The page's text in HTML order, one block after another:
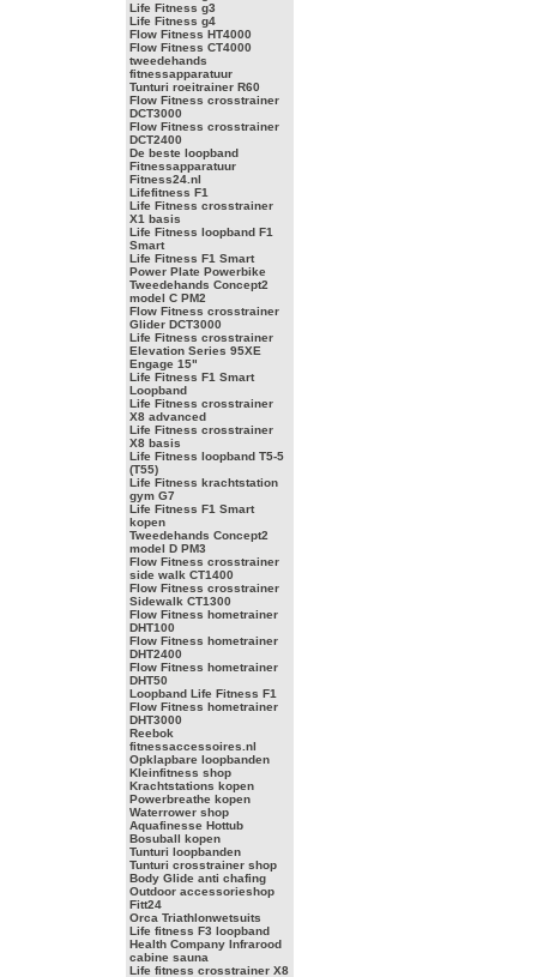
Life Fitness g3
Life Fitness g4
Flow Fitness HT4000
Flow Fitness CT4000
tweedehands
fitnessapparatuur
Tunturi roeitrainer R60
Flow Fitness crosstrainer
DCT3000
Flow Fitness crosstrainer
DCT2400
De beste loopband
Fitnessapparatuur
Fitness24.nl
Lifefitness F1
Life Fitness crosstrainer
X1 basis
Life Fitness loopband F1
Smart
Life Fitness F1 Smart
Power Plate Powerbike
Tweedehands Concept2
model C PM2
Flow Fitness crosstrainer
Glider DCT3000
Life Fitness crosstrainer
Elevation Series 95XE
Engage 15"
Life Fitness F1 Smart
Loopband
Life Fitness crosstrainer
X8 advanced
Life Fitness crosstrainer
X8 basis
Life Fitness loopband T5-5
(T55)
Life Fitness krachtstation
gym G7
Life Fitness F1 Smart
kopen
Tweedehands Concept2
model D PM3
Flow Fitness crosstrainer
side walk CT1400
Flow Fitness crosstrainer
Sidewalk CT1300
Flow Fitness hometrainer
DHT100
Flow Fitness hometrainer
DHT2400
Flow Fitness hometrainer
DHT50
Loopband Life Fitness F1
Flow Fitness hometrainer
DHT3000
Reebok
fitnessaccessoires.nl
Opklapbare loopbanden
Kleinfitness shop
Krachtstations kopen
Powerbreathe kopen
Waterrower shop
Aquafinesse Hottub
Bosuball kopen
Tunturi loopbanden
Tunturi crosstrainer shop
Body Glide anti chafing
Outdoor accessorieshop
Fitt24
Orca Triathlonwetsuits
Life fitness F3 loopband
Health Company Infrarood
cabine sauna
Life fitness crosstrainer X8